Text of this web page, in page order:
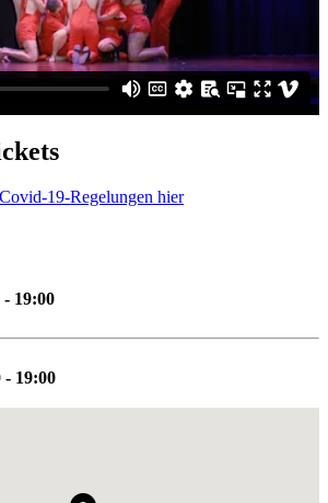
19-Regelungen hier
- 19:00
- 19:00